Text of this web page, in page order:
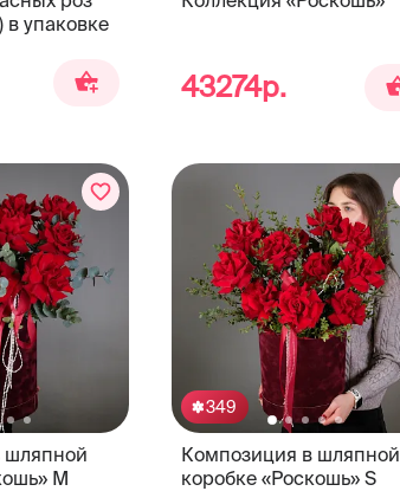
в упаковке
43274р.
шляпной
М
349
Композиция в шляпной
коробке «Роскошь» S